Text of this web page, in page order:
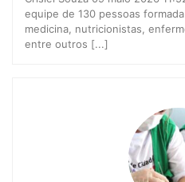
equipe de 130 pessoas
medicina, nutricionistas,
entre outros [...]